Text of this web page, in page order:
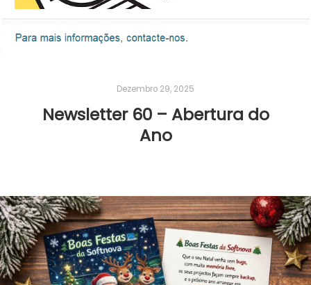
Dezembro 29, 2025
Newsletter 60 – Abertura do
Ano